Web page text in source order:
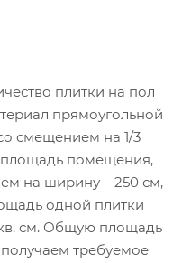
плитки на пол
прямоугольной
смещением на 1/3
площадь помещения,
на ширину – 250 см,
одной плитки
см. Общую площадь
требуемое